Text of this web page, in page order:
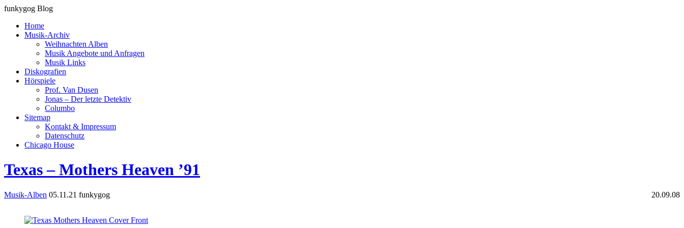
funkygog Blog
Home
Musik-Archiv
Weihnachten Alben
Musik Angebote und Anfragen
Musik Links
Diskografien
Hörspiele
Prof. Van Dusen
Jonas – Der letzte Detektiv
Columbo
Sitemap
Kontakt & Impressum
Datenschutz
Chicago House
Texas – Mothers Heaven ’91
Musik-Alben 05.11.21 funkygog 20.09.08